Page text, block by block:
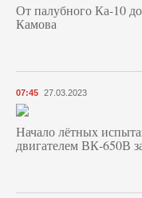
От палубного Ка-10
Камова
07:45 27.03.2023
Начало лётных
двигателем ВК-650В